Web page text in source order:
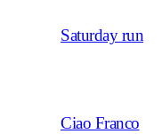
Saturday run
Ciao Franco